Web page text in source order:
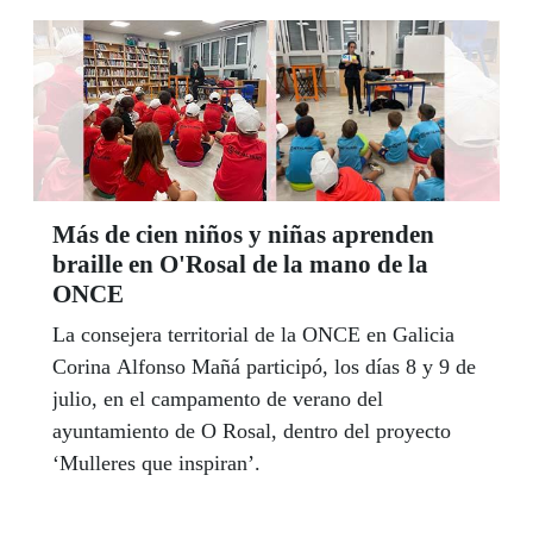
Más de cien niños y niñas aprenden
braille en O'Rosal de la mano de la
ONCE
La consejera territorial de la ONCE en Galicia
Corina Alfonso Mañá participó, los días 8 y 9 de
julio, en el campamento de verano del
ayuntamiento de O Rosal, dentro del proyecto
‘Mulleres que inspiran’.